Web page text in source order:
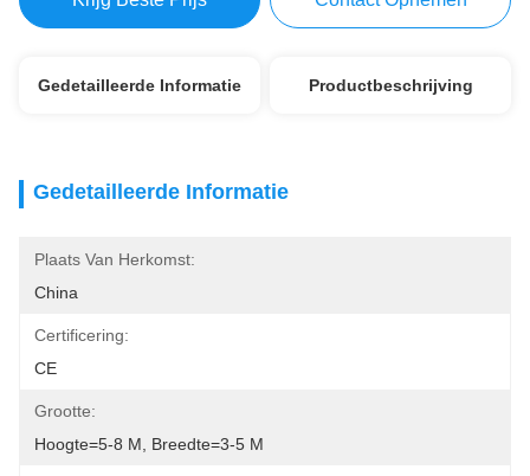
Gedetailleerde Informatie Productbeschrijving
Gedetailleerde Informatie
Plaats Van Herkomst:
China
Certificering:
CE
Grootte:
Hoogte=5-8 M, Breedte=3-5 M